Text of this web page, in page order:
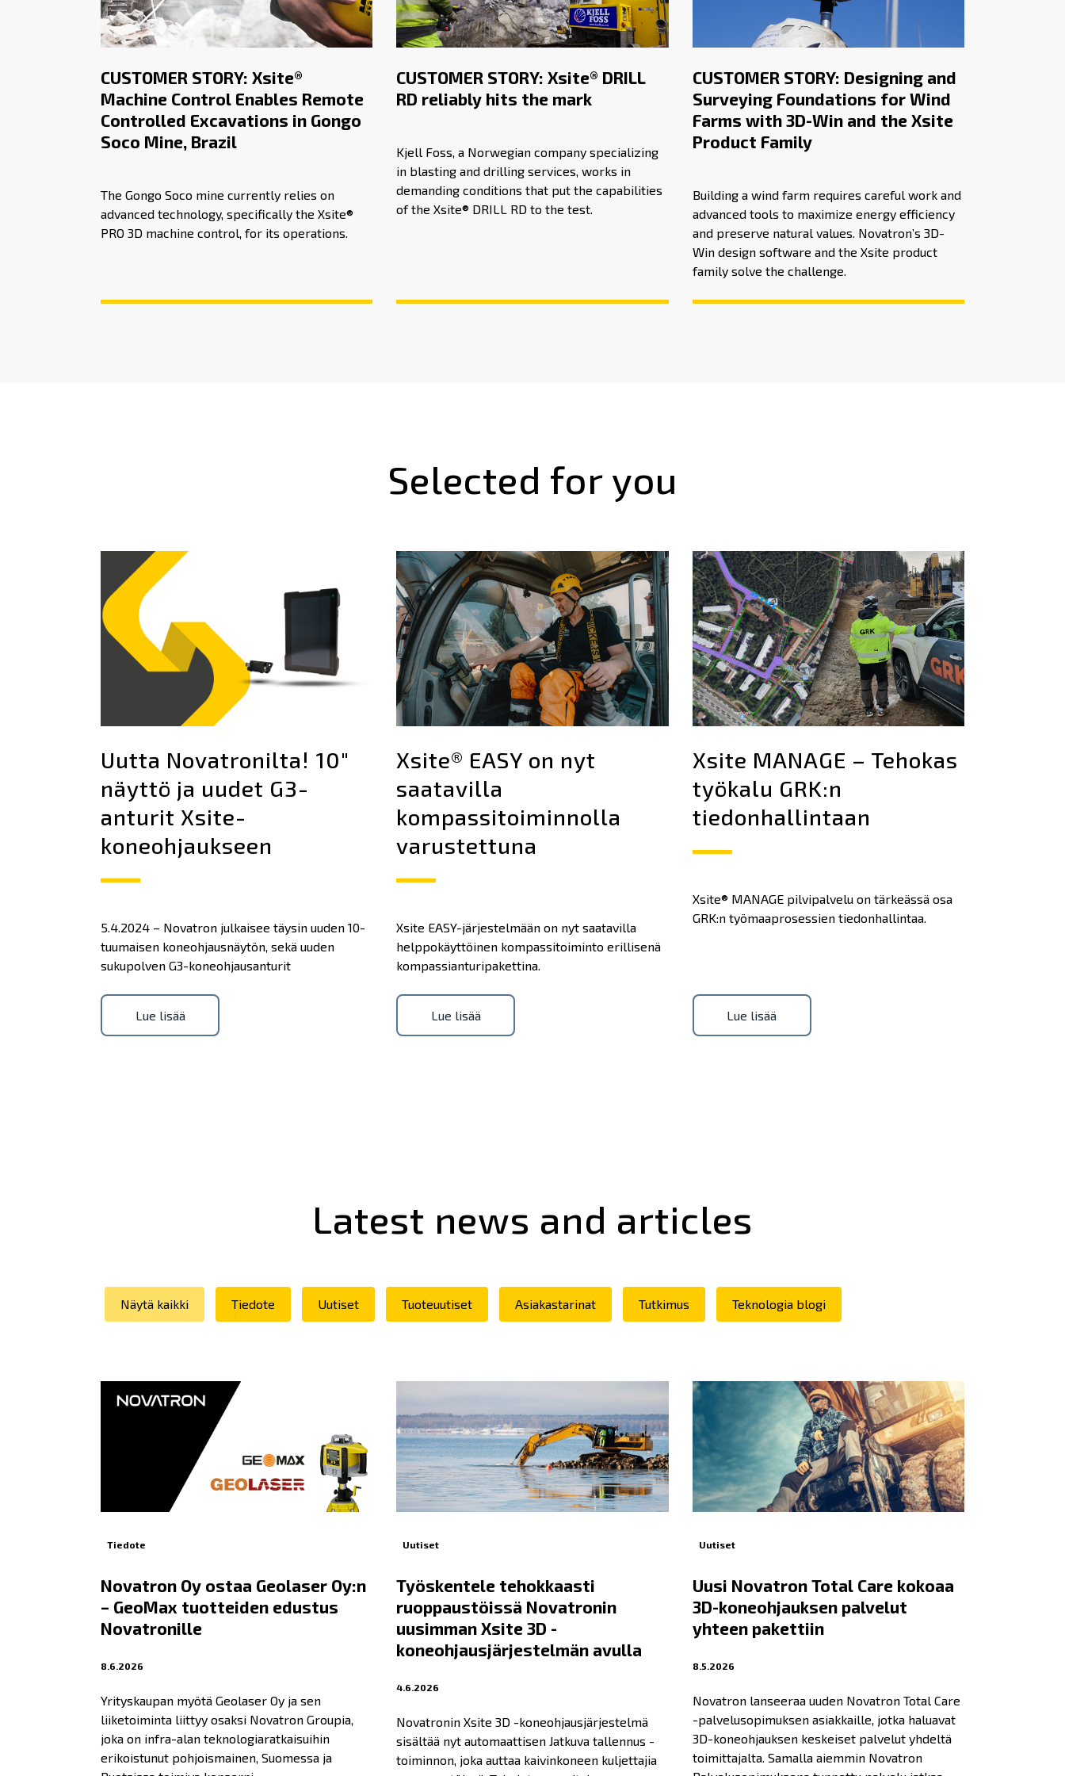
CUSTOMER STORY: Xsite®
Machine Control Enables Remote
Controlled Excavations in Gongo
Soco Mine, Brazil
The Gongo Soco mine currently relies on
advanced technology, specifically the Xsite®
PRO 3D machine control, for its operations.
CUSTOMER STORY: Xsite® DRILL
RD reliably hits the mark
Kjell Foss, a Norwegian company specializing
in blasting and drilling services, works in
demanding conditions that put the capabilities
of the Xsite® DRILL RD to the test.
CUSTOMER STORY: Designing and
Surveying Foundations for Wind
Farms with 3D-Win and the Xsite
Product Family
Building a wind farm requires careful work and
advanced tools to maximize energy efficiency
and preserve natural values. Novatron’s 3D-
Win design software and the Xsite product
family solve the challenge.
Selected for you
Uutta Novatronilta! 10″
näyttö ja uudet G3-
anturit Xsite-
koneohjaukseen
5.4.2024 – Novatron julkaisee täysin uuden 10-
tuumaisen koneohjausnäytön, sekä uuden
sukupolven G3-koneohjausanturit
Lue lisää
Xsite® EASY on nyt
saatavilla
kompassitoiminnolla
varustettuna
Xsite EASY-järjestelmään on nyt saatavilla
helppokäyttöinen kompassitoiminto erillisenä
kompassianturipakettina.
Lue lisää
Xsite MANAGE – Tehokas
työkalu GRK:n
tiedonhallintaan
Xsite® MANAGE pilvipalvelu on tärkeässä osa
GRK:n työmaaprosessien tiedonhallintaa.
Lue lisää
Latest news and articles
Näytä kaikki Tiedote Uutiset Tuoteuutiset Asiakastarinat Tutkimus Teknologia blogi
Tiedote
Novatron Oy ostaa Geolaser Oy:n
– GeoMax tuotteiden edustus
Novatronille
8.6.2026
Yrityskaupan myötä Geolaser Oy ja sen
liiketoiminta liittyy osaksi Novatron Groupia,
joka on infra-alan teknologiaratkaisuihin
erikoistunut pohjoismainen, Suomessa ja
Uutiset
Työskentele tehokkaasti
ruoppaustöissä Novatronin
uusimman Xsite 3D -
koneohjausjärjestelmän avulla
4.6.2026
Novatronin Xsite 3D -koneohjausjärjestelmä
sisältää nyt automaattisen Jatkuva tallennus -
toiminnon, joka auttaa kaivinkoneen kuljettajia
Uutiset
Uusi Novatron Total Care kokoaa
3D-koneohjauksen palvelut
yhteen pakettiin
8.5.2026
Novatron lanseeraa uuden Novatron Total Care
-palvelusopimuksen asiakkaille, jotka haluavat
3D-koneohjauksen keskeiset palvelut yhdeltä
toimittajalta. Samalla aiemmin Novatron